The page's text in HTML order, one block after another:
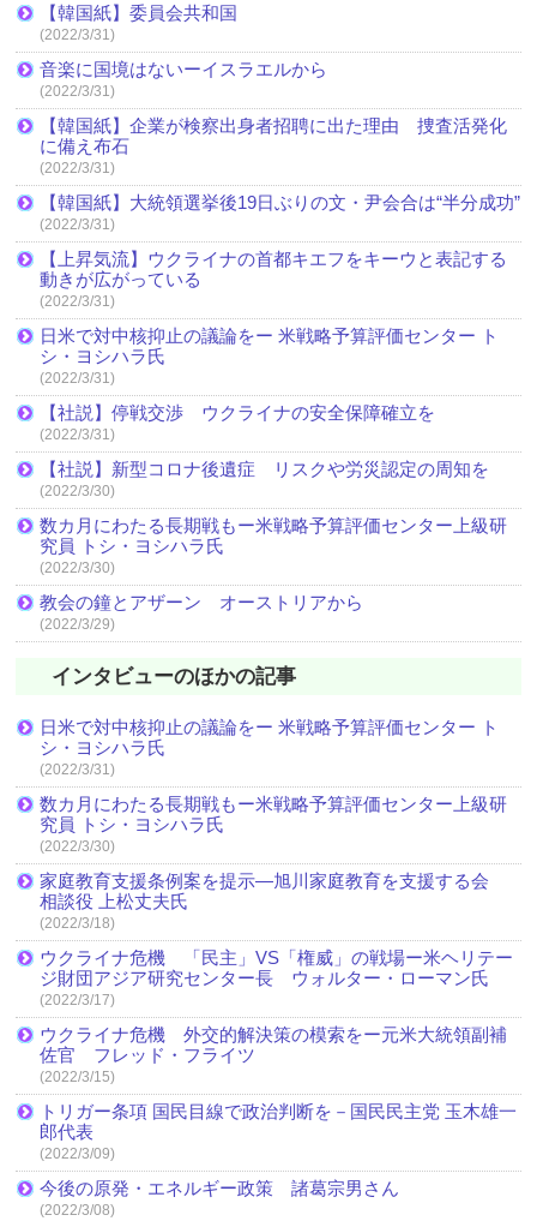
【韓国紙】委員会共和国
(2022/3/31)
音楽に国境はないーイスラエルから
(2022/3/31)
【韓国紙】企業が検察出身者招聘に出た理由 捜査活発化
に備え布石
(2022/3/31)
【韓国紙】大統領選挙後19日ぶりの文・尹会合は“半分成功”
(2022/3/31)
【上昇気流】ウクライナの首都キエフをキーウと表記する
動きが広がっている
(2022/3/31)
日米で対中核抑止の議論をー 米戦略予算評価センター ト
シ・ヨシハラ氏
(2022/3/31)
【社説】停戦交渉 ウクライナの安全保障確立を
(2022/3/31)
【社説】新型コロナ後遺症 リスクや労災認定の周知を
(2022/3/30)
数カ月にわたる長期戦もー米戦略予算評価センター上級研
究員 トシ・ヨシハラ氏
(2022/3/30)
教会の鐘とアザーン オーストリアから
(2022/3/29)
インタビューのほかの記事
日米で対中核抑止の議論をー 米戦略予算評価センター ト
シ・ヨシハラ氏
(2022/3/31)
数カ月にわたる長期戦もー米戦略予算評価センター上級研
究員 トシ・ヨシハラ氏
(2022/3/30)
家庭教育支援条例案を提示―旭川家庭教育を支援する会
相談役 上松丈夫氏
(2022/3/18)
ウクライナ危機 「民主」VS「権威」の戦場ー米ヘリテー
ジ財団アジア研究センター長 ウォルター・ローマン氏
(2022/3/17)
ウクライナ危機 外交的解決策の模索をー元米大統領副補
佐官 フレッド・フライツ
(2022/3/15)
トリガー条項 国民目線で政治判断を－国民民主党 玉木雄一
郎代表
(2022/3/09)
今後の原発・エネルギー政策 諸葛宗男さん
(2022/3/08)